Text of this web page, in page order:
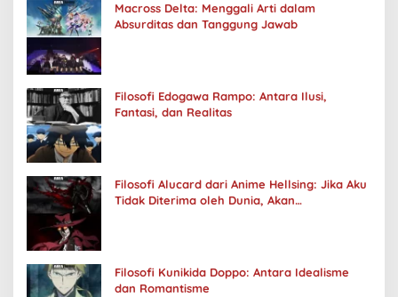
Macross Delta: Menggali Arti dalam
Absurditas dan Tanggung Jawab
Filosofi Edogawa Rampo: Antara Ilusi,
Fantasi, dan Realitas
Filosofi Alucard dari Anime Hellsing: Jika Aku
Tidak Diterima oleh Dunia, Akan
Filosofi Kunikida Doppo: Antara Idealisme
dan Romantisme